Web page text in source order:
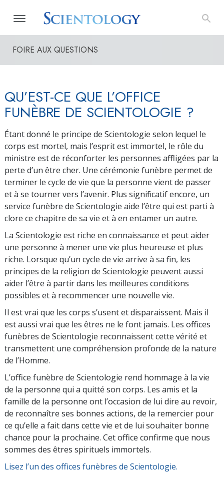
FOIRE AUX QUESTIONS
QU’EST-CE QUE L’OFFICE
FUNÈBRE DE SCIENTOLOGIE ?
Étant donné le principe de Scientologie selon lequel le
corps est mortel, mais l’esprit est immortel, le rôle du
ministre est de réconforter les personnes affligées par la
perte d’un être cher. Une cérémonie funèbre permet de
terminer le cycle de vie que la personne vient de passer
et à se tourner vers l’avenir. Plus significatif encore, un
service funèbre de Scientologie aide l’être qui est parti à
clore ce chapitre de sa vie et à en entamer un autre.
La Scientologie est riche en connaissance et peut aider
une personne à mener une vie plus heureuse et plus
riche. Lorsque qu’un cycle de vie arrive à sa fin, les
principes de la religion de Scientologie peuvent aussi
aider l’être à partir dans les meilleures conditions
possibles et à recommencer une nouvelle vie.
Il est vrai que les corps s’usent et disparaissent. Mais il
est aussi vrai que les êtres ne le font jamais. Les offices
funèbres de Scientologie reconnaissent cette vérité et
transmettent une compréhension profonde de la nature
de l’Homme.
L’office funèbre de Scientologie rend hommage à la vie
de la personne qui a quitté son corps. Les amis et la
famille de la personne ont l’occasion de lui dire au revoir,
de reconnaître ses bonnes actions, de la remercier pour
ce qu’elle a fait dans cette vie et de lui souhaiter bonne
chance pour la prochaine. Cet office confirme que nous
sommes des êtres spirituels immortels.
Lisez l’un des offices funèbres de Scientologie.